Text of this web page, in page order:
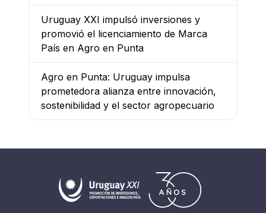
Uruguay XXI impulsó inversiones y
promovió el licenciamiento de Marca
País en Agro en Punta
Agro en Punta: Uruguay impulsa
prometedora alianza entre innovación,
sostenibilidad y el sector agropecuario